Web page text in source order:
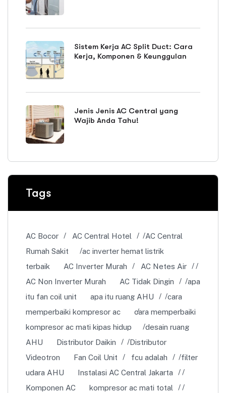
Sistem Kerja AC Split Duct: Cara
Kerja, Komponen & Keunggulan
Jenis Jenis AC Central yang
Wajib Anda Tahu!
Tags
AC Bocor AC Central Hotel
AC Central
Rumah Sakit
ac inverter hemat listrik
terbaik
AC Inverter Murah
AC Netes Air
AC Non Inverter Murah
AC Tidak Dingin
apa
itu fan coil unit
apa itu ruang AHU
cara
memperbaiki kompresor ac
cara memperbaiki
kompresor ac mati kipas hidup
desain ruang
AHU
Distributor Daikin
Distributor
Videotron
Fan Coil Unit fcu adalah
filter
udara AHU
Instalasi AC Central Jakarta
Komponen AC
kompresor ac mati total